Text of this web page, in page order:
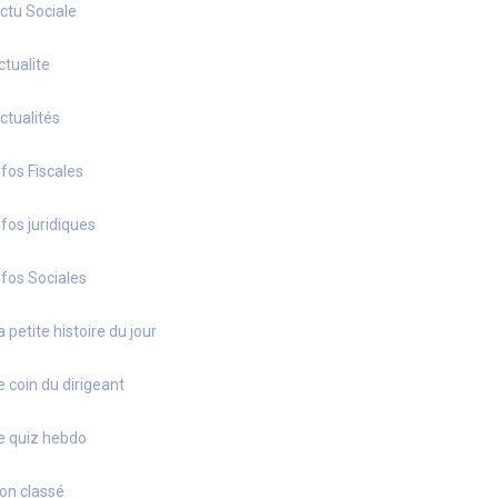
Sociale
Fiscales
juridiques
Sociales
petite histoire du jour
coin du dirigeant
quiz hebdo
classé